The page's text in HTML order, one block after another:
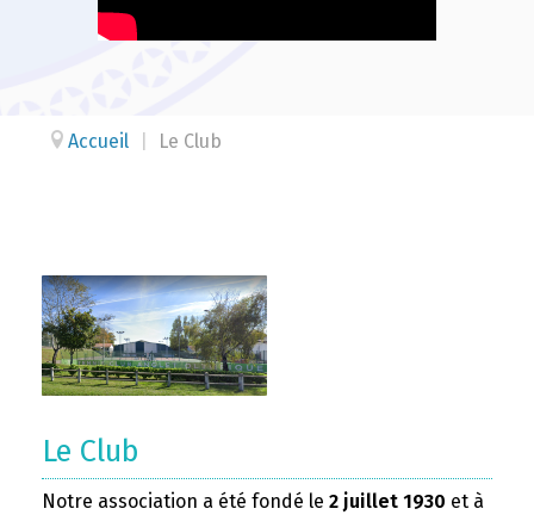
Accueil Le Club
Le Club
Notre association a été fondé le 2 juillet 1930 et à